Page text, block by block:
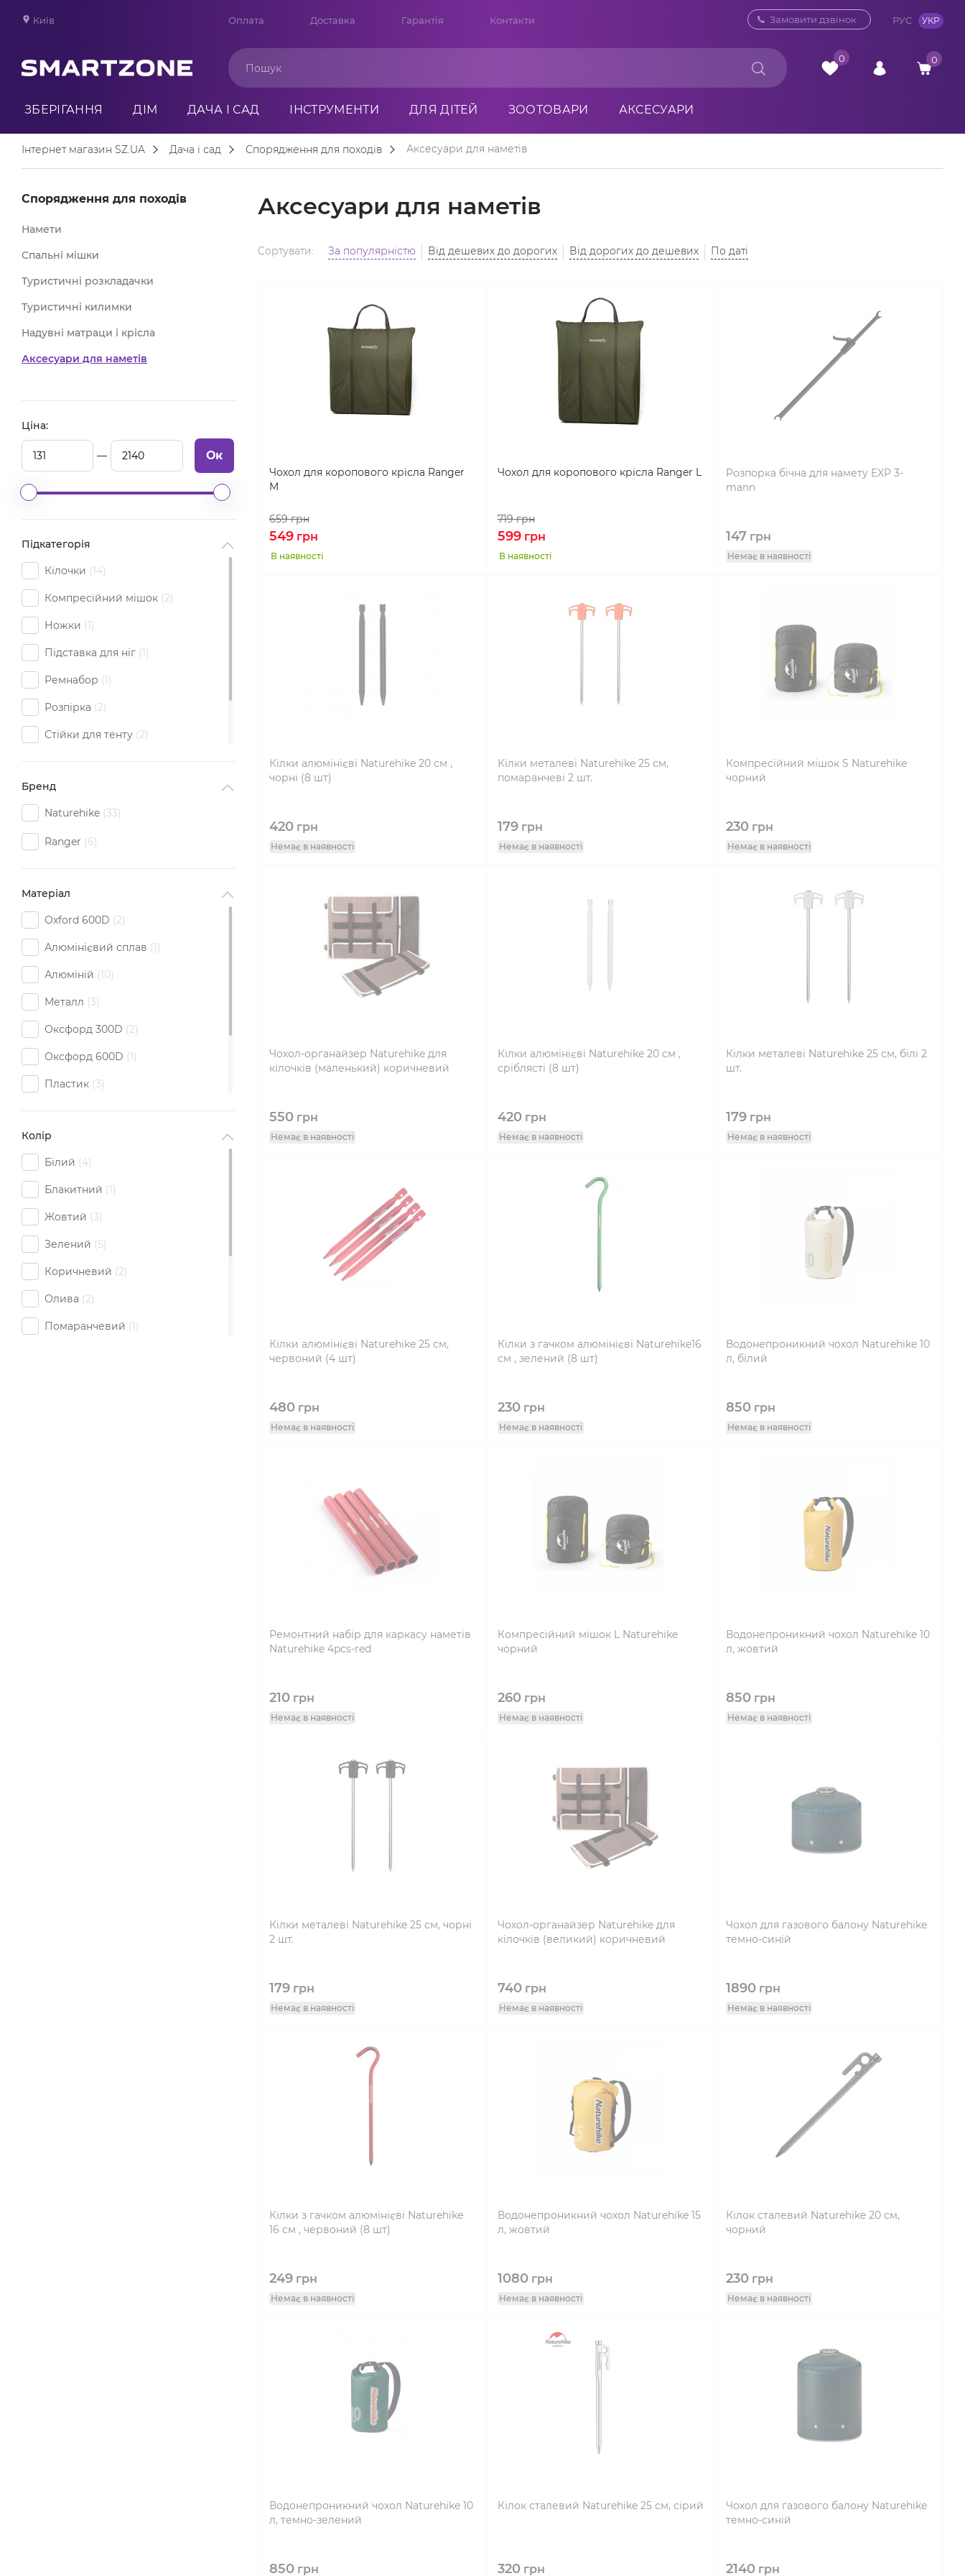
Київ Оплата Доставка Гарантія Контакти 0 800 33 10 32
Замовити дзвінок РУС УКР
0 0
ЗБЕРІГАННЯ ДІМ ДАЧА І САД ІНСТРУМЕНТИ ДЛЯ ДІТЕЙ ЗООТОВАРИ АКСЕСУАРИ
Інтернет магазин SZ.UA Дача і сад Спорядження для походів Аксесуари для наметів
Спорядження для походів
Намети
Спальні мішки
Туристичні розкладачки
Туристичні килимки
Надувні матраци і крісла
Аксесуари для наметів
Ціна:
Ок
Підкатегорія
Кілочки 14
Компресійний мішок 2
Ножки 1
Підставка для ніг 1
Ремнабор 1
Розпірка 2
Стійки для тенту 2
Чохол
Бренд
Naturehike 33
Ranger 6
Матеріал
Oxford 600D 2
Алюмінієвий сплав 1
Алюміній 10
Металл 3
Оксфорд 300D 2
Оксфорд 600D 1
Пластик 3
Тканина
Шкіра 2
Колір
Білий 4
Блакитний 1
Жовтий 3
Зелений 5
Коричневий 2
Олива 2
Помаранчевий 1
Аксесуари для наметів
Сортувати: За популярністю Від дешевих до дорогих Від дорогих до дешевих По даті
Чохол для коропового крісла Ranger
M
659грн
549грн
В наявності
Чохол для коропового крісла Ranger L
719грн
599грн
В наявності
Розпорка бічна для намету EXP 3-
mann
147грн
Немає в наявності
Кілки алюмінієві Naturehike 20 см ,
чорні (8 шт)
420грн
Немає в наявності
Кілки металеві Naturehike 25 см,
помаранчеві 2 шт.
179грн
Немає в наявності
Компресійний мішок S Naturehike
чорний
230грн
Немає в наявності
Чохол-органайзер Naturehike для
кілочків (маленький) коричневий
550грн
Немає в наявності
Кілки алюмінієві Naturehike 20 см ,
сріблясті (8 шт)
420грн
Немає в наявності
Кілки металеві Naturehike 25 см, білі 2
шт.
179грн
Немає в наявності
Кілки алюмінієві Naturehike 25 см,
червоний (4 шт)
480грн
Немає в наявності
Кілки з гачком алюмінієві Naturehike16
см , зелений (8 шт)
230грн
Немає в наявності
Водонепроникний чохол Naturehike 10
л, білий
850грн
Немає в наявності
Ремонтний набір для каркасу наметів
Naturehike 4pcs-red
210грн
Немає в наявності
Компресійний мішок L Naturehike
чорний
260грн
Немає в наявності
Водонепроникний чохол Naturehike 10
л, жовтий
850грн
Немає в наявності
Кілки металеві Naturehike 25 см, чорні
2 шт.
179грн
Немає в наявності
Чохол-органайзер Naturehike для
кілочків (великий) коричневий
740грн
Немає в наявності
Чохол для газового балону Naturehike
темно-синій
1890грн
Немає в наявності
Кілки з гачком алюмінієві Naturehike
16 см , червоний (8 шт)
249грн
Немає в наявності
Водонепроникний чохол Naturehike 15
л, жовтий
1080грн
Немає в наявності
Кілок сталевий Naturehike 20 см,
чорний
230грн
Немає в наявності
Водонепроникний чохол Naturehike 10
л, темно-зелений
850грн
Кілок сталевий Naturehike 25 см, сірий
320грн
Чохол для газового балону Naturehike
темно-синій
2140грн